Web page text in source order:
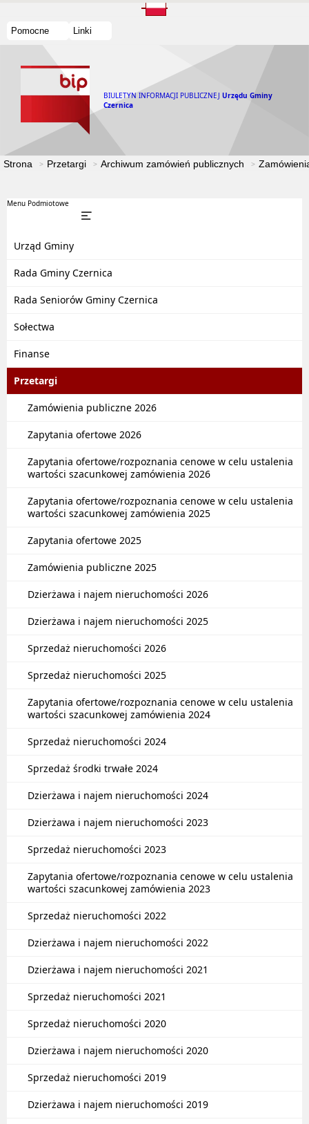
Pomocne Linki
BIULETYN INFORMACJI PUBLICZNEJ Urzędu Gminy
Czernica
Strona Przetargi Archiwum zamówień publicznych
Menu Podmiotowe
Urząd Gminy
Rada Gminy Czernica
Rada Seniorów Gminy Czernica
Sołectwa
Finanse
Przetargi
Zamówienia publiczne 2026
Zapytania ofertowe 2026
Zapytania ofertowe/rozpoznania cenowe w celu ustalenia
wartości szacunkowej zamówienia 2026
Zapytania ofertowe/rozpoznania cenowe w celu ustalenia
wartości szacunkowej zamówienia 2025
Zapytania ofertowe 2025
Zamówienia publiczne 2025
Dzierżawa i najem nieruchomości 2026
Dzierżawa i najem nieruchomości 2025
Sprzedaż nieruchomości 2026
Sprzedaż nieruchomości 2025
Zapytania ofertowe/rozpoznania cenowe w celu ustalenia
wartości szacunkowej zamówienia 2024
Sprzedaż nieruchomości 2024
Sprzedaż środki trwałe 2024
Dzierżawa i najem nieruchomości 2024
Dzierżawa i najem nieruchomości 2023
Sprzedaż nieruchomości 2023
Zapytania ofertowe/rozpoznania cenowe w celu ustalenia
wartości szacunkowej zamówienia 2023
Sprzedaż nieruchomości 2022
Dzierżawa i najem nieruchomości 2022
Dzierżawa i najem nieruchomości 2021
Sprzedaż nieruchomości 2021
Sprzedaż nieruchomości 2020
Dzierżawa i najem nieruchomości 2020
Sprzedaż nieruchomości 2019
Dzierżawa i najem nieruchomości 2019